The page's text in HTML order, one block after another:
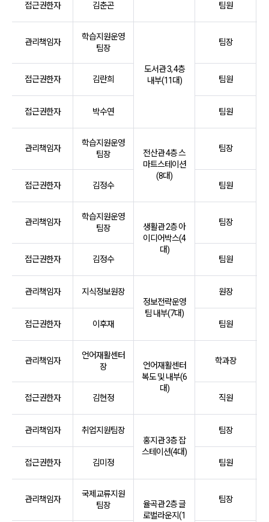
접근권한자 김춘곤 팀원
관리책임자
학습지원운영
팀장
도서관 3, 4층
내부(11대)
팀장
접근권한자 김란희 팀원
접근권한자 박수연 팀원
관리책임자
학습지원운영
팀장
전산관 4층 스
마트스테이션
(8대)
팀장
접근권한자 김정수 팀원
관리책임자
학습지원운영
팀장
생활관 2층 아
이디어박스(4
대)
팀장
접근권한자 김정수 팀원
관리책임자
지식정보원장
정보전략운영
팀 내부(7대)
원장
접근권한자 이후재 팀원
관리책임자
언어재활센터
장
언어재활센터
복도 및 내부(6
대)
학과장
접근권한자 김현정 직원
관리책임자
취업지원팀장
홍지관 3층 잡
스테이션(4대)
팀장
접근권한자
김미정 팀원
관리책임자
국제교류지원
팀장
율곡관 2층 글
로벌라운지(1
팀장